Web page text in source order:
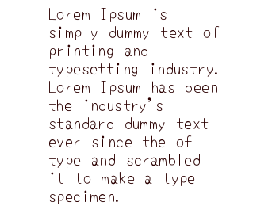
Lorem Ipsum is
simply dummy text of
printing and
typesetting industry.
Lorem Ipsum has been
the industry's
standard dummy text
ever since the of
type and scrambled
it to make a type
specimen.